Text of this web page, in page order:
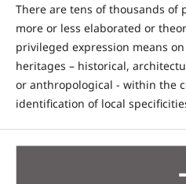
There are tens of thousands of
more or less elaborated or
privileged expression means
heritages – historical,
or anthropological - within the
identification of local